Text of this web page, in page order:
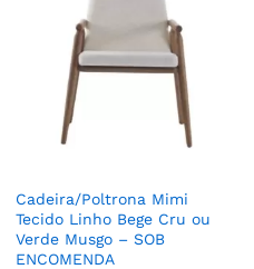
Cadeira/Poltrona Mimi
Tecido Linho Bege Cru ou
Verde Musgo – SOB
ENCOMENDA